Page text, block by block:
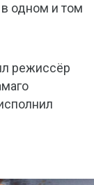
одном и том
режиссёр